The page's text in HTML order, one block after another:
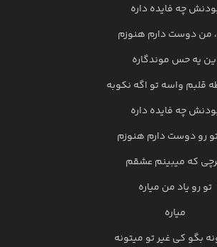
چه فایده داره
من دوست دارم هنوزم
یه حس موندگاره
قلبم واسه تو اگه نکوبه
چه فایده داره
رو دوست دارم هنوزم
که میبینم عشقم
تو رو یاد من میاره
میاره
بگو کی غیر تو میتونه